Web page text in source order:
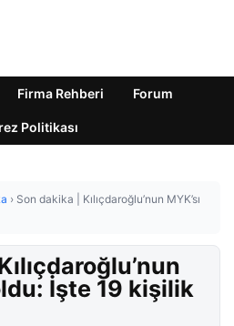
Firma Rehberi Forum
Politikası
› Son dakika | Kılıçdaroğlu’nun MYK’sı
İşte 19 kişilik